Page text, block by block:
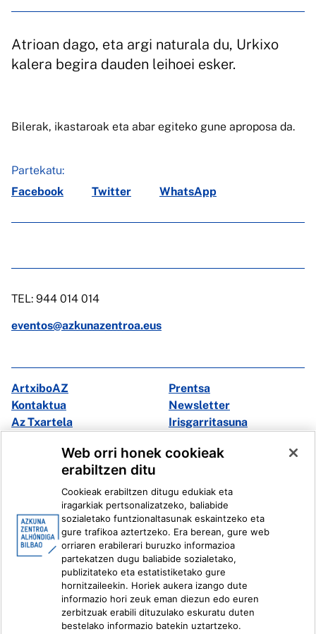
Atrioan dago, eta argi naturala du, Urkixo
kalera begira dauden leihoei esker.
Bilerak, ikastaroak eta abar egiteko gune aproposa da.
Partekatu:
Facebook
Twitter WhatsApp
TEL: 944 014 014
eventos@azkunazentroa.eus
ArtxiboAZ
Prentsa
Kontaktua
Newsletter
Az Txartela
Irisgarritasuna
Instagram
Youtube
Linkedin
Ivoox
Lege informazioa Barneko Informazio Sistema
Web orri honek cookieak
erabiltzen ditu
Cookieak erabiltzen ditugu edukiak eta
iragarkiak pertsonalizatzeko, baliabide
sozialetako funtzionaltasunak eskaintzeko eta
gure trafikoa aztertzeko. Era berean, gure web
orriaren erabilerari buruzko informazioa
partekatzen dugu baliabide sozialetako,
publizitateko eta estatistiketako gure
hornitzaileekin. Horiek aukera izango dute
informazio hori zeuk eman diezun edo euren
zerbitzuak erabili dituzulako eskuratu duten
bestelako informazio batekin uztartzeko.